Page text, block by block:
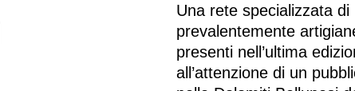
Una rete specializzata
prevalentemente
presenti nell’ultima
all’attenzione di un